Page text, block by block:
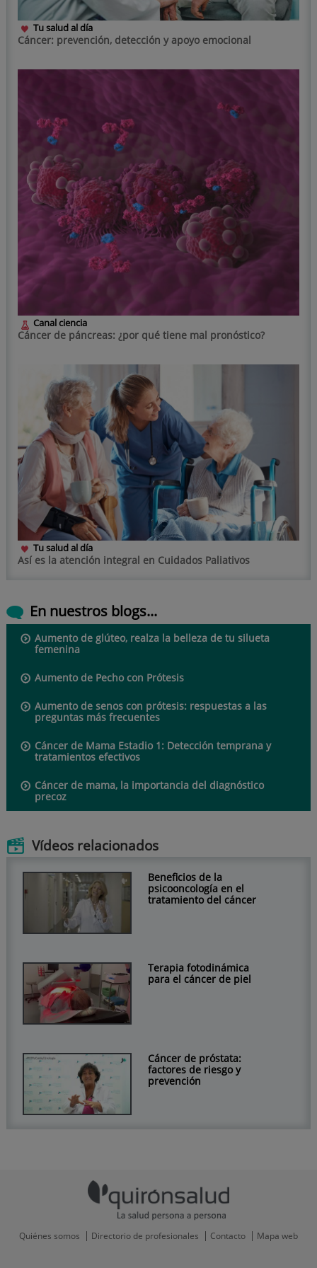
Tu salud al día
Cáncer: prevención, detección y apoyo emocional
Canal ciencia
Cáncer de páncreas: ¿por qué tiene mal pronóstico?
Tu salud al día
Así es la atención integral en Cuidados Paliativos
En nuestros blogs...
Aumento de glúteo, realza la belleza de tu silueta
femenina
Aumento de Pecho con Prótesis
Aumento de senos con prótesis: respuestas a las
preguntas más frecuentes
Cáncer de Mama Estadio 1: Detección temprana y
tratamientos efectivos
Cáncer de mama, la importancia del diagnóstico
precoz
Vídeos relacionados
Beneficios de la
psicooncología en el
tratamiento del cáncer
Terapia fotodinámica
para el cáncer de piel
Cáncer de próstata:
factores de riesgo y
prevención
Quiénes somos Directorio de profesionales Contacto Mapa web